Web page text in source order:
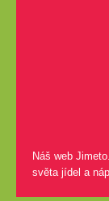
Náš web
světa jídel a